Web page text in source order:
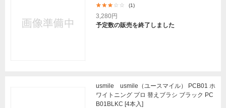
(1)
3,280円
予定数の販売を終了しました
usmile usmile（ユースマイル） PCB01 ホ
ワイトニング プロ 替えブラシ ブラック PC
B01BLKC [4本入]